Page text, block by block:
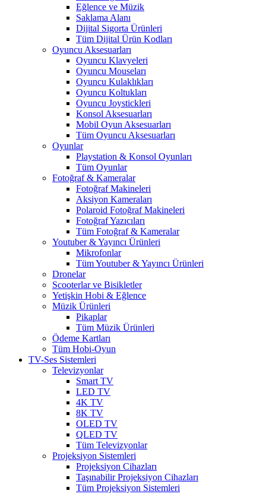
Eğlence ve Müzik
Saklama Alanı
Dijital Sigorta Ürünleri
Tüm Dijital Ürün Kodları
Oyuncu Aksesuarları
Oyuncu Klavyeleri
Oyuncu Mouseları
Oyuncu Kulaklıkları
Oyuncu Koltukları
Oyuncu Joystickleri
Konsol Aksesuarları
Mobil Oyun Aksesuarları
Tüm Oyuncu Aksesuarları
Oyunlar
Playstation & Konsol Oyunları
Tüm Oyunlar
Fotoğraf & Kameralar
Fotoğraf Makineleri
Aksiyon Kameraları
Polaroid Fotoğraf Makineleri
Fotoğraf Yazıcıları
Tüm Fotoğraf & Kameralar
Youtuber & Yayıncı Ürünleri
Mikrofonlar
Tüm Youtuber & Yayıncı Ürünleri
Dronelar
Scooterlar ve Bisikletler
Yetişkin Hobi & Eğlence
Müzik Ürünleri
Pikaplar
Tüm Müzik Ürünleri
Ödeme Kartları
Tüm Hobi-Oyun
TV-Ses Sistemleri
Televizyonlar
Smart TV
LED TV
4K TV
8K TV
OLED TV
QLED TV
Tüm Televizyonlar
Projeksiyon Sistemleri
Projeksiyon Cihazları
Taşınabilir Projeksiyon Cihazları
Tüm Projeksiyon Sistemleri